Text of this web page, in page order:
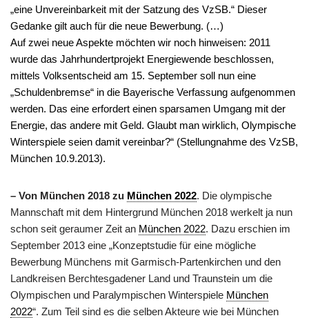
„eine Unvereinbarkeit mit der Satzung des VzSB.“ Dieser
Gedanke gilt auch für die neue Bewerbung. (…)
Auf zwei neue Aspekte möchten wir noch hinweisen: 2011
wurde das Jahrhundertprojekt Energiewende beschlossen,
mittels Volksentscheid am 15. September soll nun eine
„Schuldenbremse“ in die Bayerische Verfassung aufgenommen
werden. Das eine erfordert einen sparsamen Umgang mit der
Energie, das andere mit Geld. Glaubt man wirklich, Olympische
Winterspiele seien damit vereinbar?“ (Stellungnahme des VzSB,
München 10.9.2013).
– Von München 2018 zu München 2022. Die olympische
Mannschaft mit dem Hintergrund München 2018 werkelt ja nun
schon seit geraumer Zeit an München 2022. Dazu erschien im
September 2013 eine „Konzeptstudie für eine mögliche
Bewerbung Münchens mit Garmisch-Partenkirchen und den
Landkreisen Berchtesgadener Land und Traunstein um die
Olympischen und Paralympischen Winterspiele München
2022“. Zum Teil sind es die selben Akteure wie bei München